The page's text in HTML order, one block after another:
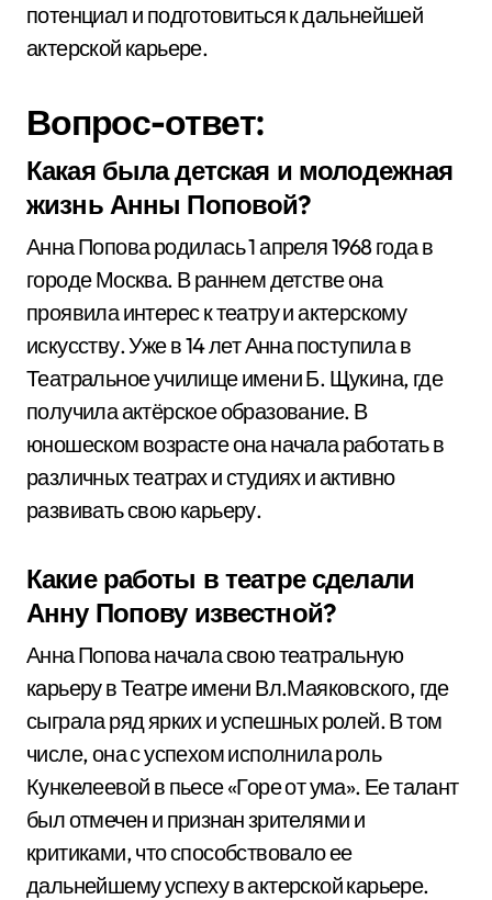
потенциал и подготовиться к дальнейшей
актерской карьере.
Вопрос-ответ:
Какая была детская и молодежная
жизнь Анны Поповой?
Анна Попова родилась 1 апреля 1968 года в
городе Москва. В раннем детстве она
проявила интерес к театру и актерскому
искусству. Уже в 14 лет Анна поступила в
Театральное училище имени Б. Щукина, где
получила актёрское образование. В
юношеском возрасте она начала работать в
различных театрах и студиях и активно
развивать свою карьеру.
Какие работы в театре сделали
Анну Попову известной?
Анна Попова начала свою театральную
карьеру в Театре имени Вл.Маяковского, где
сыграла ряд ярких и успешных ролей. В том
числе, она с успехом исполнила роль
Кункелеевой в пьесе «Горе от ума». Ее талант
был отмечен и признан зрителями и
критиками, что способствовало ее
дальнейшему успеху в актерской карьере.